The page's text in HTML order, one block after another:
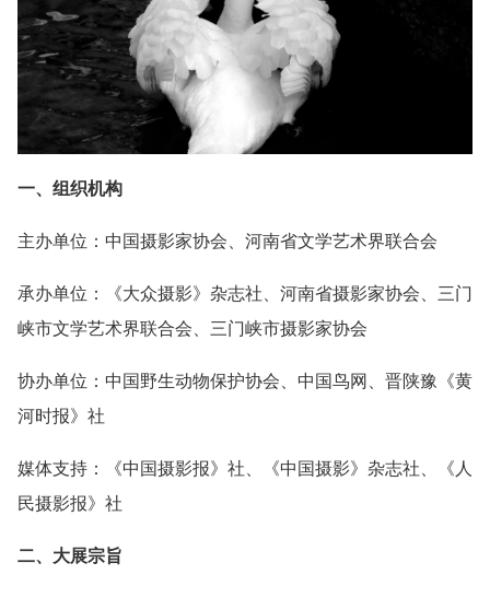
一、组织机构
主办单位：中国摄影家协会、河南省文学艺术界联合会
承办单位：《大众摄影》杂志社、河南省摄影家协会、三门
峡市文学艺术界联合会、三门峡市摄影家协会
协办单位：中国野生动物保护协会、中国鸟网、晋陕豫《黄
河时报》社
媒体支持：《中国摄影报》社、《中国摄影》杂志社、《人
民摄影报》社
二、大展宗旨